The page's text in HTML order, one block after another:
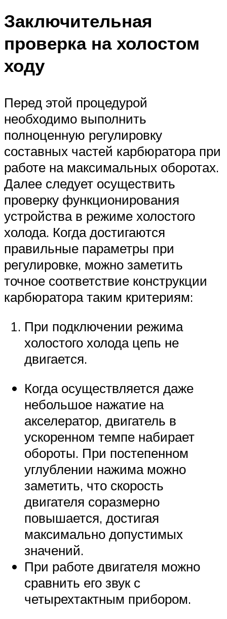
Заключительная
проверка на холостом
ходу
Перед этой процедурой
необходимо выполнить
полноценную регулировку
составных частей карбюратора при
работе на максимальных оборотах.
Далее следует осуществить
проверку функционирования
устройства в режиме холостого
холода. Когда достигаются
правильные параметры при
регулировке, можно заметить
точное соответствие конструкции
карбюратора таким критериям:
При подключении режима
холостого холода цепь не
двигается.
Когда осуществляется даже
небольшое нажатие на
акселератор, двигатель в
ускоренном темпе набирает
обороты. При постепенном
углублении нажима можно
заметить, что скорость
двигателя соразмерно
повышается, достигая
максимально допустимых
значений.
При работе двигателя можно
сравнить его звук с
четырехтактным прибором.